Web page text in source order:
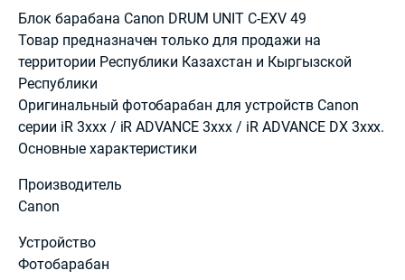
Блок барабана Canon DRUM UNIT C-EXV 49
Товар предназначен только для продажи на
территории Республики Казахстан и Кыргызской
Республики
Оригинальный фотобарабан для устройств Canon
серии iR 3xxx / iR ADVANCE 3xxx / iR ADVANCE DX 3xxx.
Основные характеристики
Производитель
Canon
Устройство
Фотобарабан